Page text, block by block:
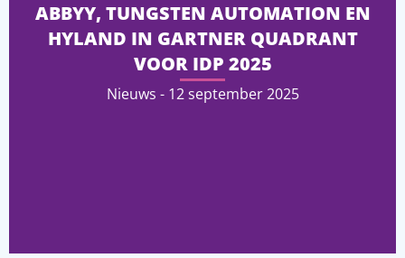
ABBYY, TUNGSTEN AUTOMATION EN
HYLAND IN GARTNER QUADRANT
VOOR IDP 2025
Nieuws - 12 september 2025